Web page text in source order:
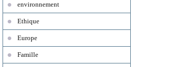
environnement
Ethique
Europe
Famille